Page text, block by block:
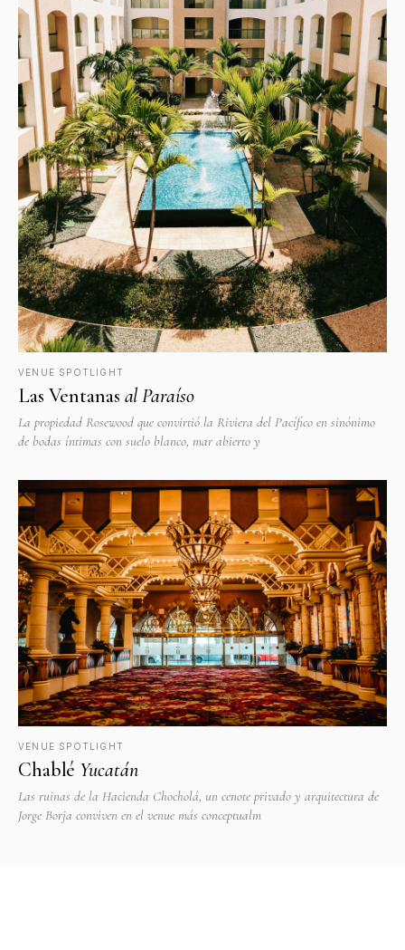
VENUE SPOTLIGHT
Las Ventanas al Paraíso
La propiedad Rosewood que convirtió la Riviera del Pacífico en sinónimo
de bodas íntimas con suelo blanco, mar abierto y
VENUE SPOTLIGHT
Chablé Yucatán
Las ruinas de la Hacienda Chocholá, un cenote privado y arquitectura de
Jorge Borja conviven en el venue más conceptualm